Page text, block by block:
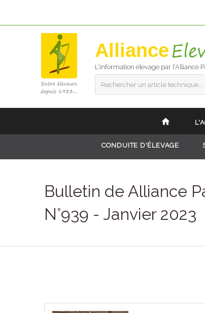
Alliance
L'information élevage par l'Alliance
Rechercher un article technique...
CONDUITE D'ÉLEVAGE
Bulletin de Alliance
N°939 - Janvier 2023